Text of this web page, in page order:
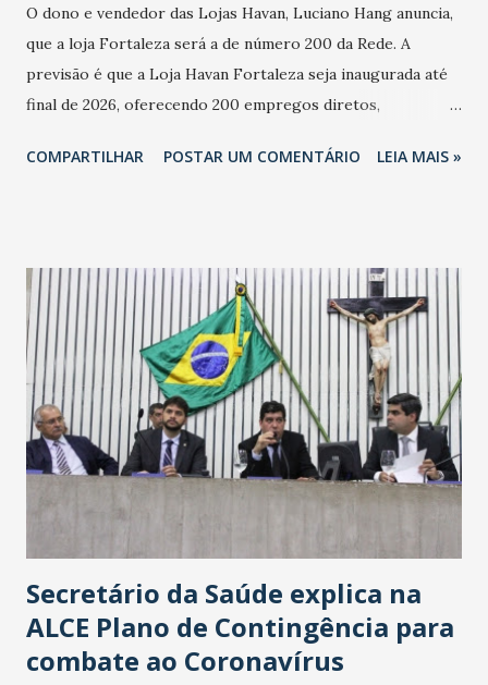
O dono e vendedor das Lojas Havan, Luciano Hang anuncia,
que a loja Fortaleza será a de número 200 da Rede. A
previsão é que a Loja Havan Fortaleza seja inaugurada até
final de 2026, oferecendo 200 empregos diretos,
Havan Fortaleza ainda não foi anunciada oficialmente, mas
COMPARTILHAR POSTAR UM COMENTÁRIO LEIA MAIS »
Secretário da Saúde explica na
ALCE Plano de Contingência para
combate ao Coronavírus